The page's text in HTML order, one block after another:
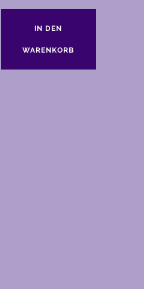
IN DEN
WARENKORB